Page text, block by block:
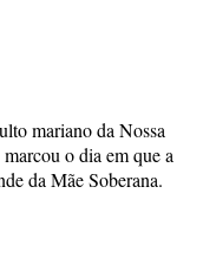
mariano da Nossa
o dia em que a
da Mãe Soberana.